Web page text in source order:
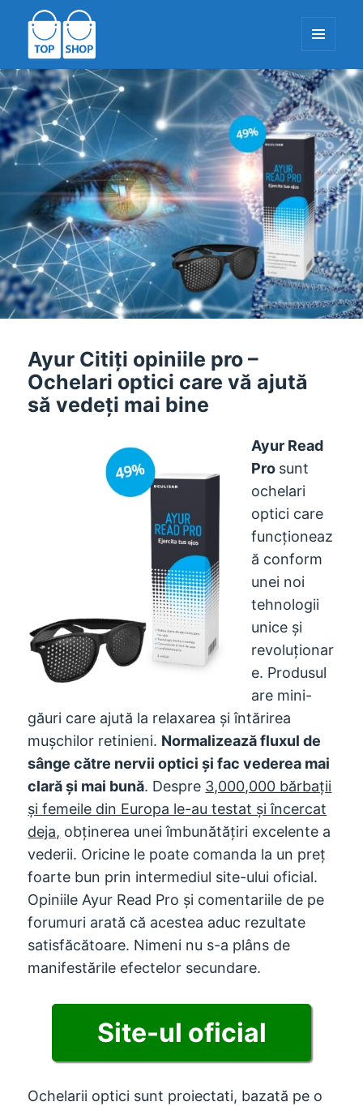
TopShop-EU.com
ȘI
WIDGET-
URI
Ayur Citiți opiniile pro –
Ochelari optici care vă ajută
să vedeți mai bine
Ayur Read
Pro sunt
ochelari
optici care
funcționeaz
ă conform
unei noi
tehnologii
unice și
revoluționar
e. Produsul
are mini-
găuri care ajută la relaxarea și întărirea
mușchilor retinieni. Normalizează fluxul de
sânge către nervii optici și fac vederea mai
clară și mai bună. Despre 3,000,000 bărbații
și femeile din Europa le-au testat și încercat
deja, obținerea unei îmbunătățiri excelente a
vederii. Oricine le poate comanda la un preț
foarte bun prin intermediul site-ului oficial.
Opiniile Ayur Read Pro și comentariile de pe
forumuri arată că acestea aduc rezultate
satisfăcătoare. Nimeni nu s-a plâns de
manifestările efectelor secundare.
Site-ul oficial
Ochelarii optici sunt proiectati, bazată pe o